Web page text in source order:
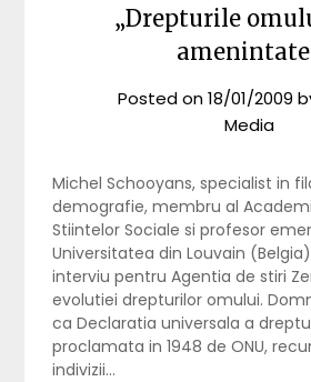
„Drepturile
Posted on18/01/2009
Media
Michel Schooyans, specialist in
demografie, membru al
Stiintelor Sociale si profesor
Universitatea din Louvain
interviu pentru Agentia de stiri
evolutiei drepturilor omului.
ca Declaratia universala a
proclamata in 1948 de ONU,
indivizii…